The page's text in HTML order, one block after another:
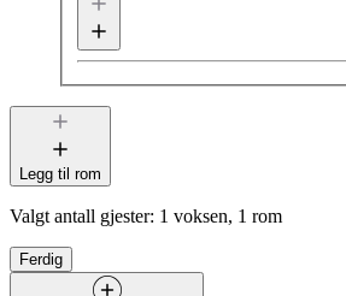
Legg til rom
Valgt antall gjester: 1 voksen, 1 rom
Ferdig